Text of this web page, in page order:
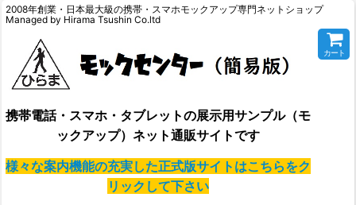
2008年創業・日本最大級の携帯・スマホモックアップ専門ネットショップ
Managed by Hirama Tsushin Co.ltd
携帯電話・スマホ・タブレットの展示用サンプル（モ
ックアップ）ネット通販サイトです
様々な案内機能の充実した正式版サイトはこちらをク
リックして下さい
カート